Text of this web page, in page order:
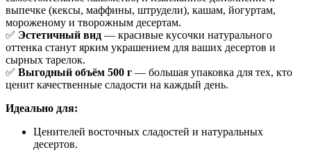
выпечке (кексы, маффины, штрудели), кашам, йогуртам,
мороженому и творожным десертам.
✅ Эстетичный вид — красивые кусочки натурального
оттенка станут ярким украшением для ваших десертов и
сырных тарелок.
✅ Выгодный объём 500 г — большая упаковка для тех, кто
ценит качественные сладости на каждый день.
Идеально для:
Ценителей восточных сладостей и натуральных
десертов.